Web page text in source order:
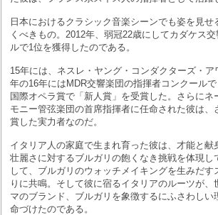
日本におけるクラシック音楽シーンでも姿を見
くべきもの。2012年、弱冠22歳にしてカダケス
ルで1位を獲得したのである。
15年には、ネスレ・ヤング・コンダクターズ・
年の16年にはMDR交響楽団の指揮者コンクールで
国際オペラ賞で「新人賞」を受賞した。さらにネ
モニー管弦楽団の首席指揮者に任命された彼は、
賞した実力者なのだ。
イタリア人の家庭で生まれ育った彼は、才能と献
壮麗さに対するブルガリの飽くなき挑戦を体現し
して、ブルガリのウォッチメイキングを生みだ
りに共鳴。そして彼に宿るイタリアのルーツが、
マのブランド、ブルガリを象徴するにふさわしい
命づけたのである。